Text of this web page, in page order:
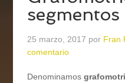
25 marzo, 2017 por Fran
comentario
Denominamos